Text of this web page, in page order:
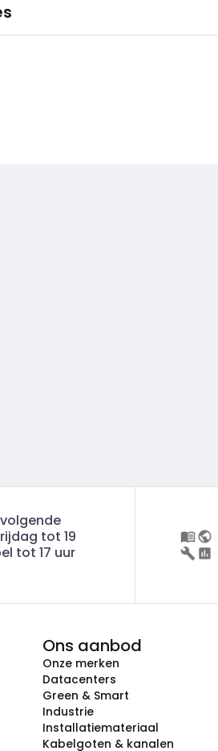
tot 19
tot 17 uur
Ons aanbod
Onze merken
Datacenters
Green & Smart
Industrie
Installatiemateriaal
Kabelgoten & kanalen